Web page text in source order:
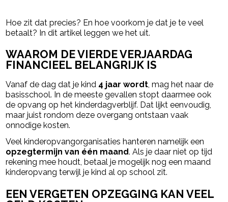
Hoe zit dat precies? En hoe voorkom je dat je te veel
betaalt? In dit artikel leggen we het uit.
WAAROM DE VIERDE VERJAARDAG
FINANCIEEL BELANGRIJK IS
Vanaf de dag dat je kind 4 jaar wordt, mag het naar de
basisschool. In de meeste gevallen stopt daarmee ook
de opvang op het kinderdagverblijf. Dat lijkt eenvoudig,
maar juist rondom deze overgang ontstaan vaak
onnodige kosten.
Veel kinderopvangorganisaties hanteren namelijk een
opzegtermijn van één maand. Als je daar niet op tijd
rekening mee houdt, betaal je mogelijk nog een maand
kinderopvang terwijl je kind al op school zit.
EEN VERGETEN OPZEGGING KAN VEEL